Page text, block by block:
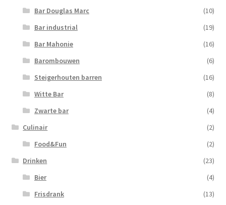
Bar Douglas Marc
(10)
Bar industrial
(19)
Bar Mahonie
(16)
Barombouwen
(6)
Steigerhouten barren
(16)
Witte Bar
(8)
Zwarte bar
(4)
Culinair
(2)
Food&Fun
(2)
Drinken
(23)
Bier
(4)
Frisdrank
(13)